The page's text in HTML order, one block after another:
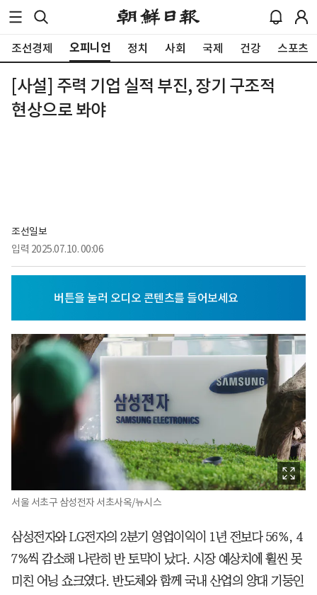
조선경제 오피니언 정치 사회 국제 건강 스포츠
[사설] 주력 기업 실적 부진, 장기 구조적
현상으로 봐야
조선일보
입력 2025.07.10. 00:06
서울 서초구 삼성전자 서초사옥/뉴시스
삼성전자와 LG전자의 2분기 영업이익이 1년 전보다 56%, 4
7%씩 감소해 나란히 반 토막이 났다. 시장 예상치에 휠씬 못
미친 어닝 쇼크였다. 반도체와 함께 국내 산업의 양대 기둥인